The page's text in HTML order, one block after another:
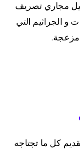
مجاري تصريف
و الجراثيم التي
مزعجة.
كل ما تجتاجه